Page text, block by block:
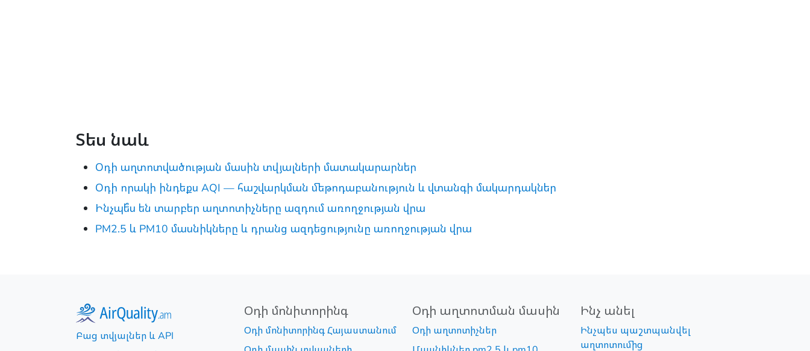
Տես նաև
Օդի աղտոտվածության մասին տվյալների մատակարարներ
Օդի որակի ինդեքս AQI — հաշվարկման մեթոդաբանություն և վտանգի մակարդակներ
Ինչպե՞ս են տարբեր աղտոտիչները ազդում առողջության վրա
PM2.5 և PM10 մասնիկները և դրանց ազդեցությունը առողջության վրա
Բաց տվյալներ և API
Օդի մոնիտորինգ
Օդի մոնիտորինգ Հայաստանում
Օդի աղտոտման մասին
Օդի աղտոտիչներ
Ինչ անել
Ինչպես պաշտպանվել
աղտոտումից